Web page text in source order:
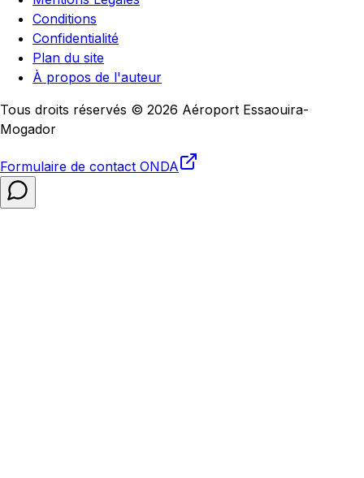
Conditions
Confidentialité
Plan du site
À propos de l'auteur
Tous droits réservés © 2026 Aéroport Essaouira-
Mogador
Formulaire de contact ONDA